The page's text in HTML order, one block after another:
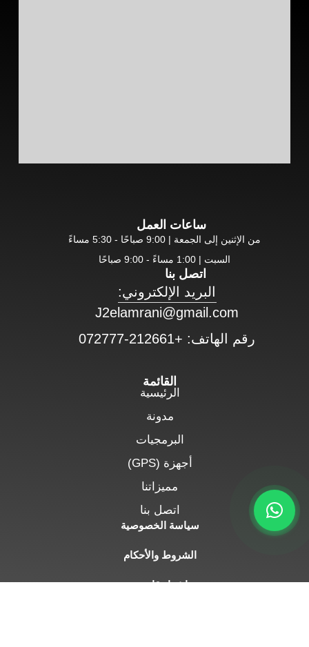
القائمة
الرئيسية
مدونة
البرمجيات
أجهزة (GPS)
مميزاتنا
اتصل بنا
سياسة الخصوصية
الشروط والأحكام
إشعار قانوني
ساعات العمل
من الإثنين إلى الجمعة | 9:00 صباحًا - 5:30 مساءً
السبت | 1:00 مساءً - 9:00 صباحًا
اتصل بنا
البريد الإلكتروني:
J2elamrani@gmail.com
رقم الهاتف: +212661-072777